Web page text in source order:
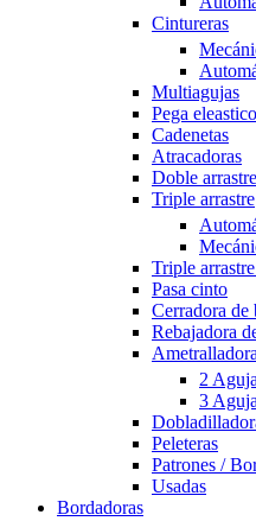
Cintureras
Multiagujas
Pega
Cadenetas
Atracadoras
Doble arrastre
Triple arrastre
Triple
Pasa cinto
Cerradora de
Rebajadora
2
3
Peleteras
Patrones /
Usadas
Bordadoras